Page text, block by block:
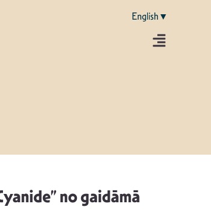
English▼
no gaidāmā